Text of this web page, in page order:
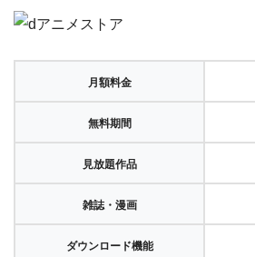
月額料金
無料期間
見放題作品
雑誌・漫画
ダウンロード機能